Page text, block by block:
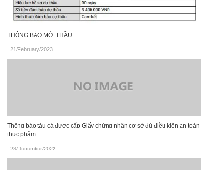
THÔNG BÁO MỜI THẦU
21/February/2023
Thông báo tàu cá được cấp Giấy chứng nhận cơ sở đủ điều kiện an toàn
thực phẩm
23/December/2022